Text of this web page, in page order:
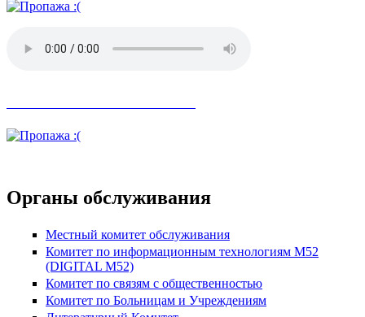
Органы обслуживания
Местный комитет обслуживания
Комитет по информационным технологиям М52
(DIGITAL M52)
Комитет по связям с общественностью
Комитет по Больницам и Учреждениям